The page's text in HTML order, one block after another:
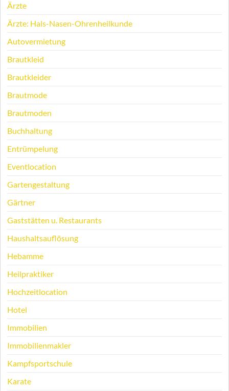
Ärzte
Ärzte: Hals-Nasen-Ohrenheilkunde
Autovermietung
Brautkleid
Brautkleider
Brautmode
Brautmoden
Buchhaltung
Entrümpelung
Eventlocation
Gartengestaltung
Gärtner
Gaststätten u. Restaurants
Haushaltsauflösung
Hebamme
Heilpraktiker
Hochzeitlocation
Hotel
Immobilien
Immobilienmakler
Kampfsportschule
Karate